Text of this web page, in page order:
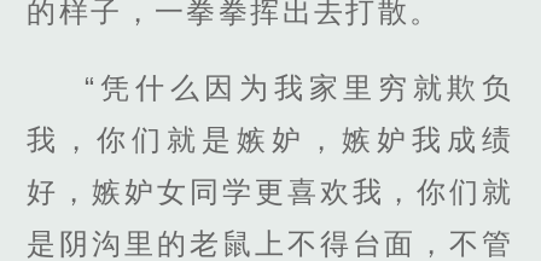
的样子，一拳拳挥出去打散。
“凭什么因为我家里穷就欺负
我，你们就是嫉妒，嫉妒我成绩
好，嫉妒女同学更喜欢我，你们就
是阴沟里的老鼠上不得台面，不管